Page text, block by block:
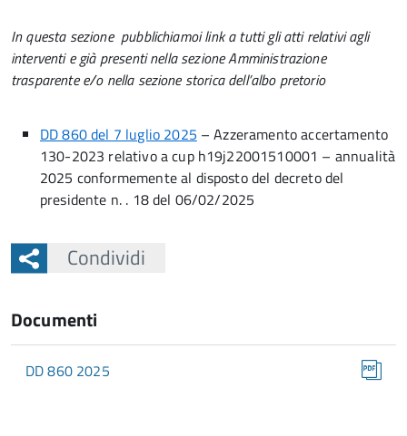
In questa sezione pubblichiamoi link a tutti gli atti relativi agli
interventi e già presenti nella sezione Amministrazione
trasparente e/o nella sezione storica dell’albo pretorio
DD 860 del 7 luglio 2025 – Azzeramento accertamento
130-2023 relativo a cup h19j22001510001 – annualità
2025 conformemente al disposto del decreto del
presidente n. . 18 del 06/02/2025
Condividi
Documenti
DD 860 2025